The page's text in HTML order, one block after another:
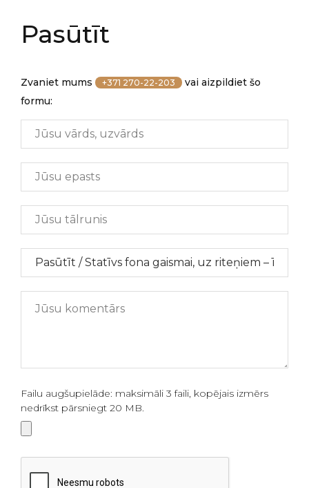
Pasūtīt
Zvaniet mums +371 270-22-203
vai aizpildiet šo
formu:
Failu augšupielāde: maksimāli 3 faili, kopējais izmērs
nedrīkst pārsniegt 20 MB.